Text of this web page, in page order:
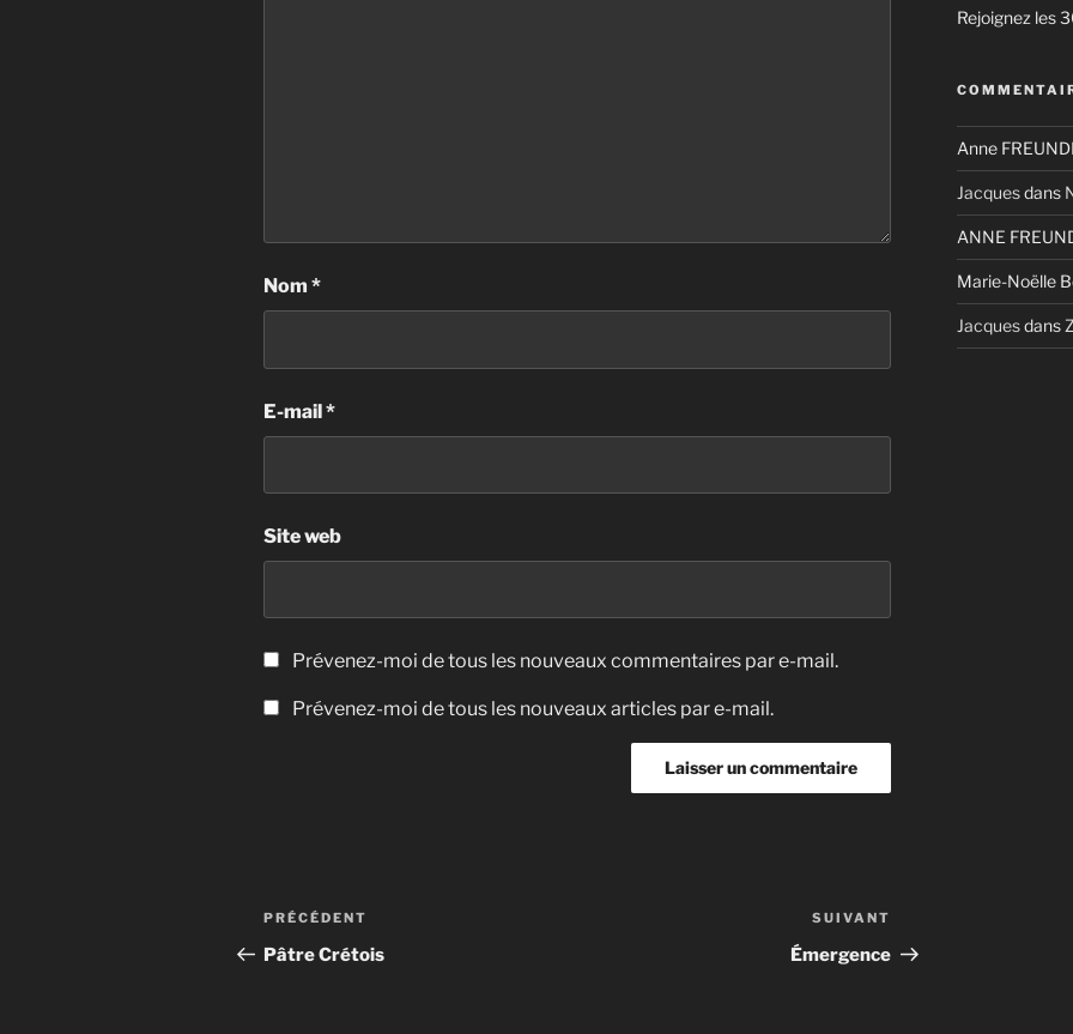
Nom *
E-mail*
Site web
Prévenez-moi de tous les nouveaux commentaires par e-mail.
Prévenez-moi de tous les nouveaux articles par e-mail.
Navigation
de
Article
précédent
PRÉCÉDENT
Pâtre Crétois
suivant
SUIVANT
Émergence
Rejoignez les
Anne
Jacquesdans
ANNE
Marie-Noëlle
Jacquesdans